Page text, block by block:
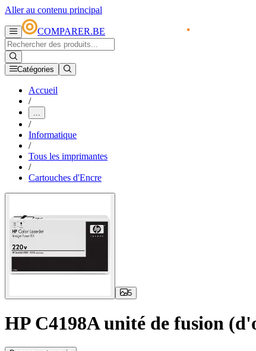
Aller au contenu principal
COMPARER.BE
Catégories
Accueil
/
...
/
Informatique
/
Tous les imprimantes
/
Cartouches d'Encre
5
HP C4198A unité de fusion